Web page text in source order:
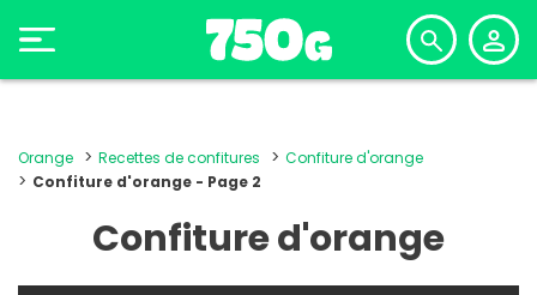
Orange Recettes de confitures
Confiture d'orange
Confiture d'orange - Page 2
Confiture d'orange